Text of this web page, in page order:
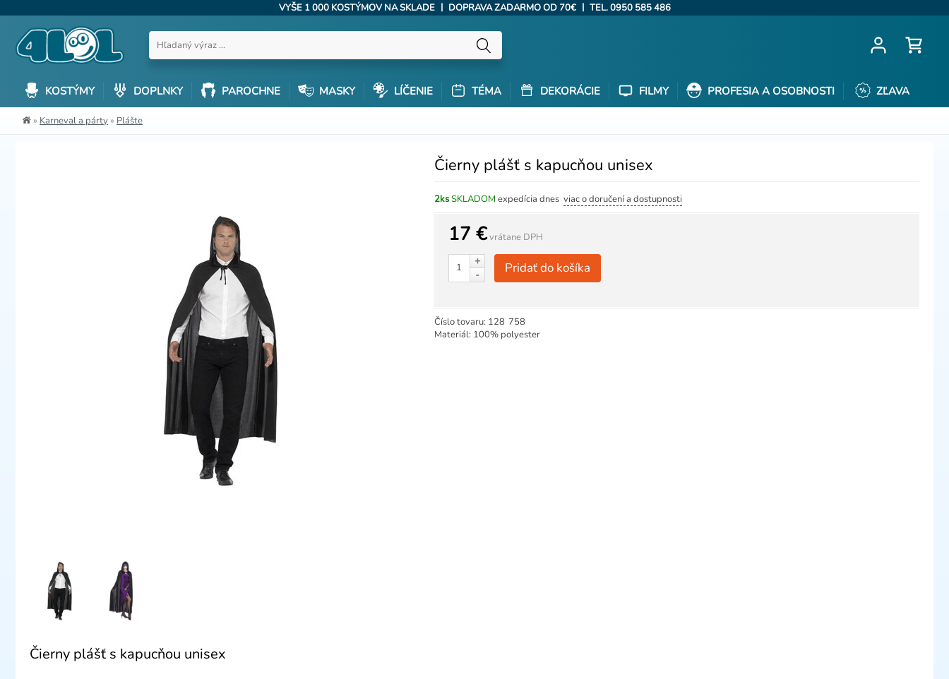
VYŠE 1 000 KOSTÝMOV NA SKLADE | DOPRAVA ZADARMO OD 70€ | TEL. 0950 585 486
KOSTÝMY DOPLNKY PAROCHNE MASKY LÍČENIE TÉMA DEKORÁCIE FILMY PROFESIA A OSOBNOSTI ZĽAVA
» Karneval a párty » Plášte
Čierny plášť s kapucňou unisex
2ksSKLADOM expedícia dnesviac o doručení a dostupnosti
17 €vrátane DPH
+
-
Pridať do košíka
Číslo tovaru: 128 758
Materiál: 100% polyester
Čierny plášť s kapucňou unisex